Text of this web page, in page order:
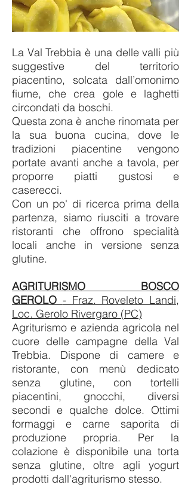
La Val Trebbia è una delle valli più
suggestive del territorio
piacentino, solcata dall’omonimo
fiume, che crea gole e laghetti
circondati da boschi.
Questa zona è anche rinomata per
la sua buona cucina, dove le
tradizioni piacentine vengono
portate avanti anche a tavola, per
proporre piatti gustosi e
caserecci.
Con un po' di ricerca prima della
partenza, siamo riusciti a trovare
ristoranti che offrono specialità
locali anche in versione senza
glutine.
AGRITURISMO BOSCO
GEROLO - Fraz. Roveleto Landi,
Loc. Gerolo Rivergaro (PC)
Agriturismo e azienda agricola nel
cuore delle campagne della Val
Trebbia. Dispone di camere e
ristorante, con menù dedicato
senza glutine, con tortelli
piacentini, gnocchi, diversi
secondi e qualche dolce. Ottimi
formaggi e carne saporita di
produzione propria. Per la
colazione è disponibile una torta
senza glutine, oltre agli yogurt
prodotti dall'agriturismo stesso.